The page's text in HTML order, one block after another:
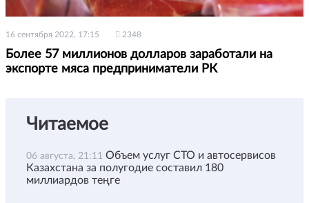
16 сентября 2022, 17:15 2348
Более 57 миллионов долларов заработали на
экспорте мяса предприниматели РК
Читаемое
06 августа, 21:11 Объем услуг СТО и автосервисов
Казахстана за полугодие составил 180
миллиардов теңге